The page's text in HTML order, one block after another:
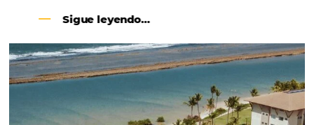
para sus invitados y genere más conversiones.
Para hoteles, posadas y